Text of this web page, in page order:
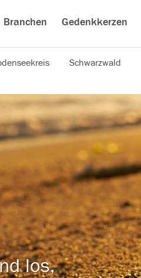
Branchen Gedenkkerzen
Schwarzwald
los,